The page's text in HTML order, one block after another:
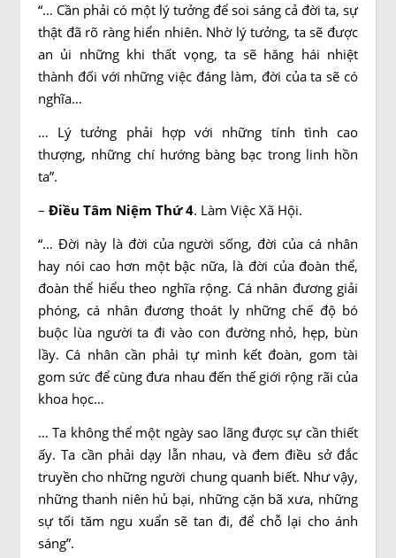
“… Cần phải có một lý tưởng để soi sáng cả đời ta, sự
thật đã rõ ràng hiển nhiên. Nhờ lý tưởng, ta sẽ được
an ủi những khi thất vọng, ta sẽ hăng hái nhiệt
thành đối với những việc đáng làm, đời của ta sẽ có
nghĩa…
… Lý tưởng phải hợp với những tính tình cao
thượng, những chí hướng bàng bạc trong linh hồn
ta”.
– Điều Tâm Niệm Thứ 4. Làm Việc Xã Hội.
“… Đời này là đời của người sống, đời của cá nhân
hay nói cao hơn một bậc nữa, là đời của đoàn thể,
đoàn thể hiểu theo nghĩa rộng. Cá nhân đương giải
phóng, cá nhân đương thoát ly những chế độ bó
buộc lùa người ta đi vào con đường nhỏ, hẹp, bùn
lầy. Cá nhân cần phải tự mình kết đoàn, gom tài
gom sức để cùng đưa nhau đến thế giới rộng rãi của
khoa học…
… Ta không thể một ngày sao lãng được sự cần thiết
ấy. Ta cần phải dạy lẫn nhau, và đem điều sở đắc
truyền cho những người chung quanh biết. Như vậy,
những thanh niên hủ bại, những cặn bã xưa, những
sự tối tăm ngu xuẩn sẽ tan đi, để chỗ lại cho ánh
sáng”.